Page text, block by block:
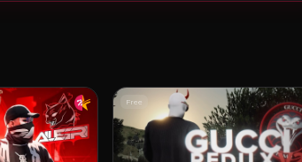
Free